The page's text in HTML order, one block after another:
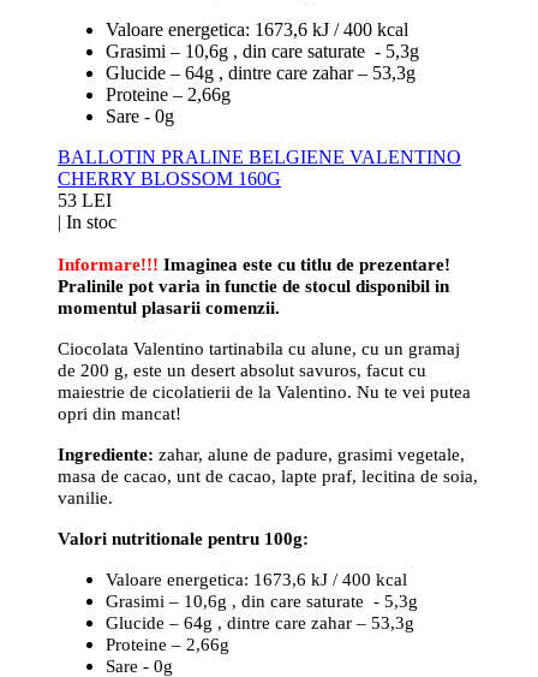
Valoare energetica: 1673,6 kJ / 400 kcal
Grasimi – 10,6g , din care saturate - 5,3g
Glucide – 64g , dintre care zahar – 53,3g
Proteine – 2,66g
Sare - 0g
BALLOTIN PRALINE BELGIENE VALENTINO
CHERRY BLOSSOM 160G
53 LEI
| In stoc
Informare!!! Imaginea este cu titlu de prezentare!
Pralinile pot varia in functie de stocul disponibil in
momentul plasarii comenzii.
Ciocolata Valentino tartinabila cu alune, cu un gramaj
de 200 g, este un desert absolut savuros, facut cu
maiestrie de cicolatierii de la Valentino. Nu te vei putea
opri din mancat!
Ingrediente: zahar, alune de padure, grasimi vegetale,
masa de cacao, unt de cacao, lapte praf, lecitina de soia,
vanilie.
Valori nutritionale pentru 100g:
Valoare energetica: 1673,6 kJ / 400 kcal
Grasimi – 10,6g , din care saturate - 5,3g
Glucide – 64g , dintre care zahar – 53,3g
Proteine – 2,66g
Sare - 0g